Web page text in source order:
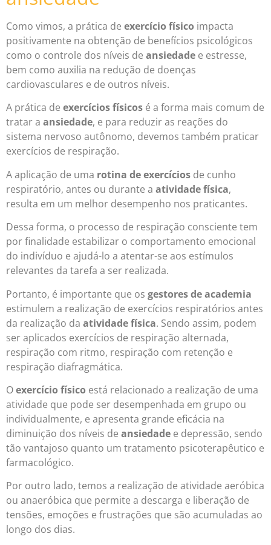
Como vimos, a prática de exercício físico impacta
positivamente na obtenção de benefícios psicológicos
como o controle dos níveis de ansiedade e estresse,
bem como auxilia na redução de doenças
cardiovasculares e de outros níveis.
A prática de exercícios físicos é a forma mais comum de
tratar a ansiedade, e para reduzir as reações do
sistema nervoso autônomo, devemos também praticar
exercícios de respiração.
A aplicação de uma rotina de exercícios de cunho
respiratório, antes ou durante a atividade física,
resulta em um melhor desempenho nos praticantes.
Dessa forma, o processo de respiração consciente tem
por finalidade estabilizar o comportamento emocional
do indivíduo e ajudá-lo a atentar-se aos estímulos
relevantes da tarefa a ser realizada.
Portanto, é importante que os gestores de academia
estimulem a realização de exercícios respiratórios antes
da realização da atividade física. Sendo assim, podem
ser aplicados exercícios de respiração alternada,
respiração com ritmo, respiração com retenção e
respiração diafragmática.
Oexercício físico está relacionado a realização de uma
atividade que pode ser desempenhada em grupo ou
individualmente, e apresenta grande eficácia na
diminuição dos níveis de ansiedade e depressão, sendo
tão vantajoso quanto um tratamento psicoterapêutico e
farmacológico.
Por outro lado, temos a realização de atividade aeróbica
ou anaeróbica que permite a descarga e liberação de
tensões, emoções e frustrações que são acumuladas ao
longo dos dias.